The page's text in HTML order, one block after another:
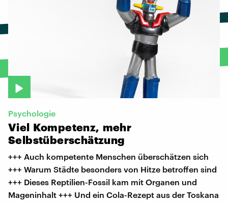
Psychologie
Viel Kompetenz, mehr
Selbstüberschätzung
+++ Auch kompetente Menschen überschätzen sich
+++ Warum Städte besonders von Hitze betroffen sind
+++ Dieses Reptilien-Fossil kam mit Organen und
Mageninhalt +++ Und ein Cola-Rezept aus der Toskana